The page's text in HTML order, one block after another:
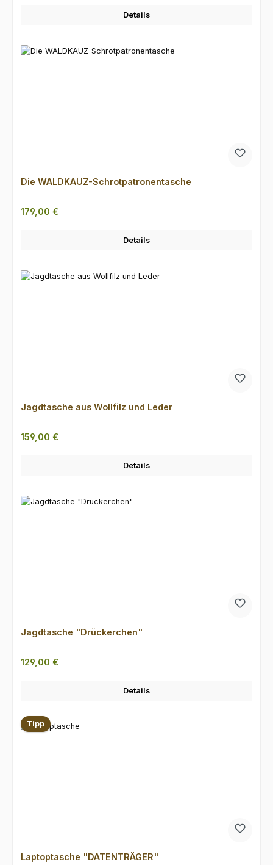
Details
Die WALDKAUZ-Schrotpatronentasche
Regulärer Preis:
179,00 €
Details
Jagdtasche aus Wollfilz und Leder
Regulärer Preis:
159,00 €
Details
Jagdtasche "Drückerchen"
Regulärer Preis:
129,00 €
Details
Tipp
Laptoptasche "DATENTRÄGER"